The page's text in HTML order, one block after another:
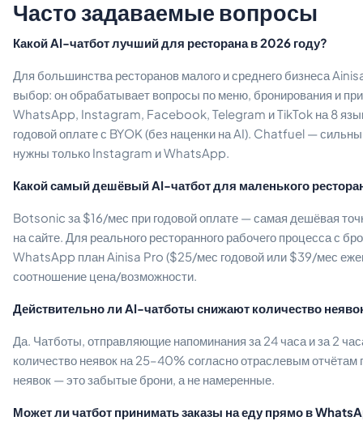
Часто задаваемые вопросы
Какой AI-чатбот лучший для ресторана в 2026 году?
Для большинства ресторанов малого и среднего бизнеса
выбор: он обрабатывает вопросы по меню, бронирования и
WhatsApp, Instagram, Facebook, Telegram и TikTok на 8
годовой оплате с BYOK (без наценки на AI). Chatfuel —
нужны только Instagram и WhatsApp.
Какой самый дешёвый AI-чатбот для маленького
Botsonic за $16/мес при годовой оплате — самая дешёвая
на сайте. Для реального ресторанного рабочего процесса с
WhatsApp план Ainisa Pro ($25/мес годовой или $39/мес
соотношение цена/возможности.
Действительно ли AI-чатботы снижают количество
Да. Чатботы, отправляющие напоминания за 24 часа и за 2
количество неявок на 25–40% согласно отраслевым
неявок — это забытые брони, а не намеренные.
Может ли чатбот принимать заказы на еду прямо в